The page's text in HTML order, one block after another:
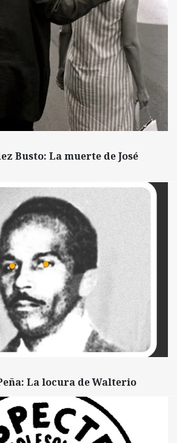
Busto: La muerte de José
La locura de Walterio